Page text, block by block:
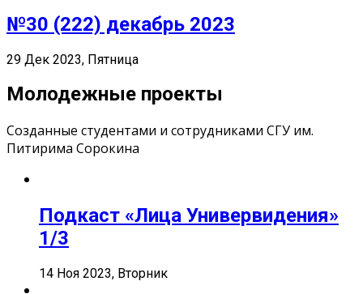
№30 (222) декабрь 2023
29 Дек 2023, Пятница
Молодежные проекты
Созданные студентами и сотрудниками СГУ им.
Питирима Сорокина
Подкаст «Лица Универвидения»
1/3
14 Ноя 2023, Вторник